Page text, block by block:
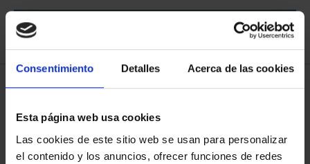
Consentimiento Detalles Acerca de las cookies
Esta página web usa cookies
Las cookies de este sitio web se usan para personalizar
el contenido y los anuncios, ofrecer funciones de redes
1 Productos encontrados